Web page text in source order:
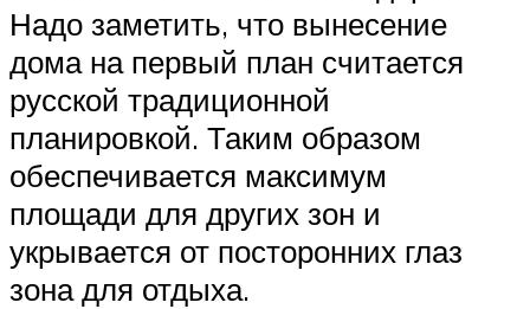
Надо заметить, что вынесение
дома на первый план считается
русской традиционной
планировкой. Таким образом
обеспечивается максимум
площади для других зон и
укрывается от посторонних глаз
зона для отдыха.